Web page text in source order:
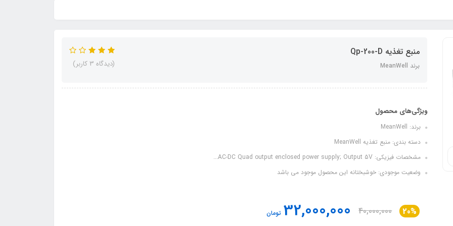
منبع تغذیه Qp-200-D
برند MeanWell (دیدگاه 3 کاربر)
ویژگی‌های محصول
برند: MeanWell
دسته بندی: منبع تغذیه MeanWell
مشخصات فیزیکی: AC-DC Quad output enclosed power supply; Output 5V...
وضعیت موجودی: خوشبختانه این محصول موجود می باشد
20%
40,000,000
32,000,000 تومان